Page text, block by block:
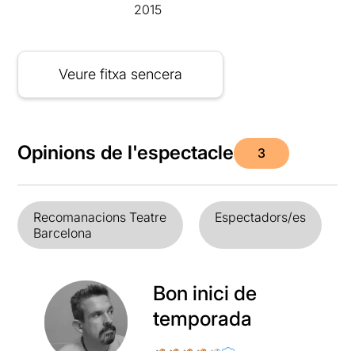
2015
Veure fitxa sencera
Opinions de l'espectacle 3
Recomanacions Teatre
Barcelona
Espectadors/es
Bon inici de
temporada